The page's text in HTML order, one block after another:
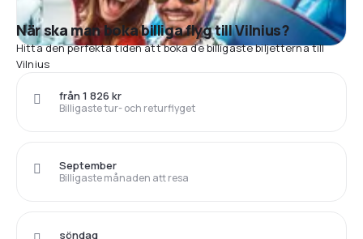
När ska man boka billiga flyg till Vilnius?
Hitta den perfekta tiden att boka de billigaste biljetterna till
Vilnius
Billigaste tur- och returflyget
från 1 826 kr
Billigaste månaden att resa
September
söndag